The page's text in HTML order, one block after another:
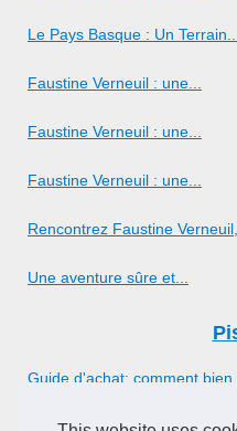
Le Pays Basque : Un
Faustine Verneuil : une...
Faustine Verneuil : une...
Faustine Verneuil : une...
Rencontrez Faustine
Une aventure sûre et...
Guide d'achat: comment bien...